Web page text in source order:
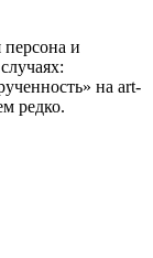
и
на art-
редко.